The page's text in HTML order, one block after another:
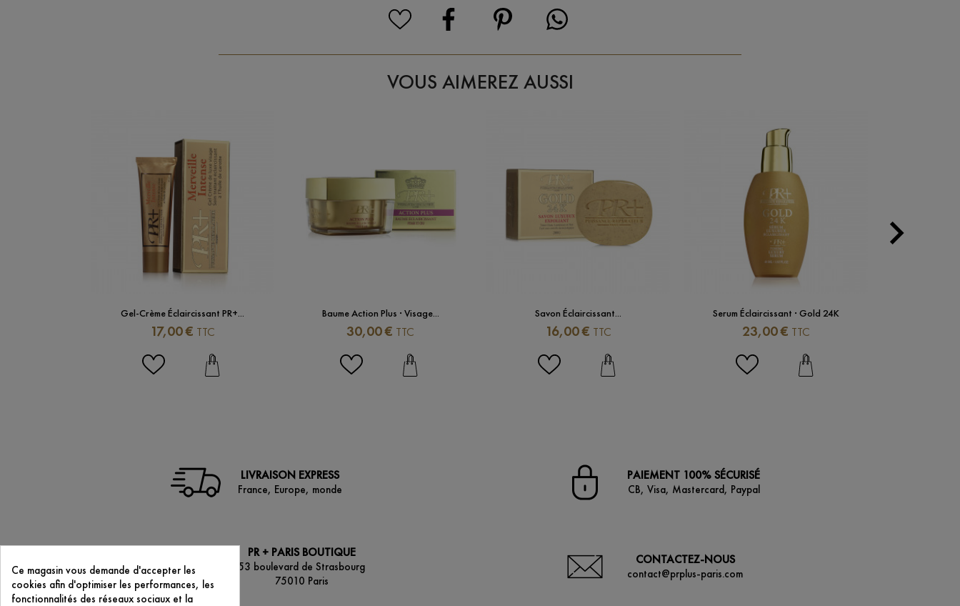
VOUS AIMEREZ AUSSI
Gel-Crème Éclaircissant PR+...
Prix
17,00 € TTC
Baume Action Plus · Visage...
Prix
30,00 € TTC
Savon Éclaircissant...
Prix
16,00 € TTC
Serum Éclaircissant · Gold 24K
Prix
23,00 € TTC

LIVRAISON EXPRESS
France, Europe, monde
PAIEMENT 100% SÉCURISÉ
CB, Visa, Mastercard, Paypal
PR + PARIS BOUTIQUE
53 boulevard de Strasbourg
75010 Paris
CONTACTEZ-NOUS
contact@prplus-paris.com
Ce magasin vous demande d'accepter les
cookies afin d'optimiser les performances, les
fonctionnalités des réseaux sociaux et la